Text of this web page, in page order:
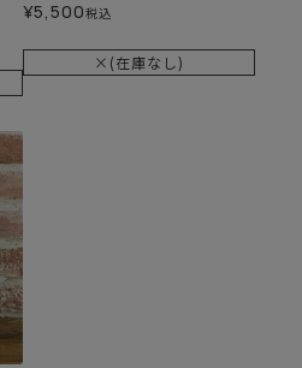
¥5,500税込
×(在庫なし)